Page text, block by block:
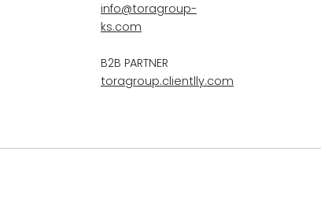
info@toragroup-
ks.com
B2B PARTNER
toragroup.clientlly.com